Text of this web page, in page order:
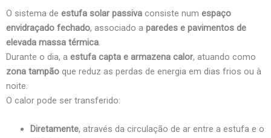
O sistema de estufa solar passiva consiste num espaço
envidraçado fechado, associado a paredes e pavimentos de
elevada massa térmica.
Durante o dia, a estufa capta e armazena calor, atuando como
zona tampão que reduz as perdas de energia em dias frios ou à
noite.
O calor pode ser transferido:
Diretamente, através da circulação de ar entre a estufa e o